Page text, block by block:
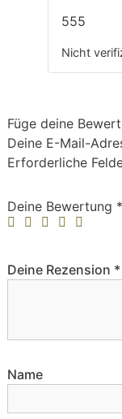
555
Nicht
Füge deine
Deine E-Mail-
Erforderliche
Deine Bewertung *
Deine Rezension *
Name